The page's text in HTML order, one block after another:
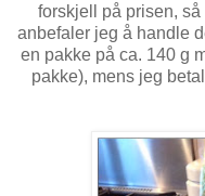
forskjell på prisen,
anbefaler jeg å handle
en pakke på ca. 140 g
pakke), mens jeg